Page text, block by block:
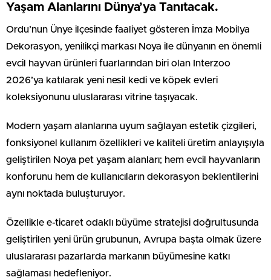
Yaşam Alanlarını Dünya’ya Tanıtacak.
Ordu’nun Ünye ilçesinde faaliyet gösteren İmza Mobilya
Dekorasyon, yenilikçi markası Noya ile dünyanın en önemli
evcil hayvan ürünleri fuarlarından biri olan Interzoo
2026’ya katılarak yeni nesil kedi ve köpek evleri
koleksiyonunu uluslararası vitrine taşıyacak.
Modern yaşam alanlarına uyum sağlayan estetik çizgileri,
fonksiyonel kullanım özellikleri ve kaliteli üretim anlayışıyla
geliştirilen Noya pet yaşam alanları; hem evcil hayvanların
konforunu hem de kullanıcıların dekorasyon beklentilerini
aynı noktada buluşturuyor.
Özellikle e-ticaret odaklı büyüme stratejisi doğrultusunda
geliştirilen yeni ürün grubunun, Avrupa başta olmak üzere
uluslararası pazarlarda markanın büyümesine katkı
sağlaması hedefleniyor.